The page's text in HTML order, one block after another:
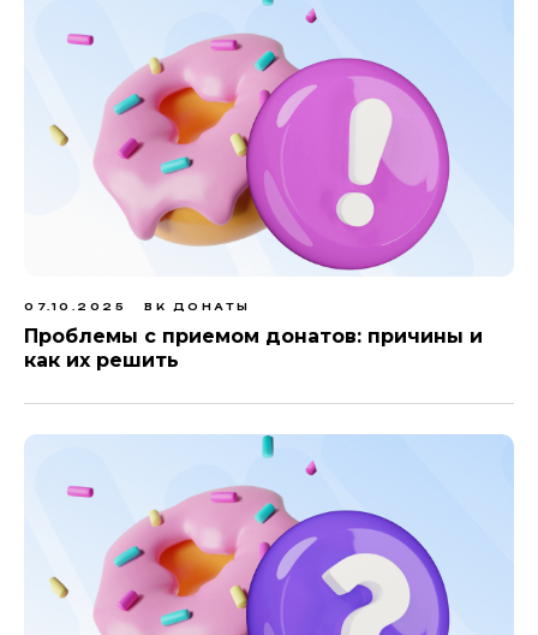
07.10.2025 ВК ДОНАТЫ
Проблемы с приемом донатов: причины и
как их решить